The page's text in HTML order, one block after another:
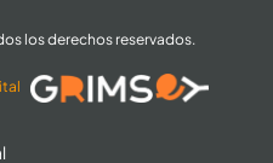
los derechos reservados.